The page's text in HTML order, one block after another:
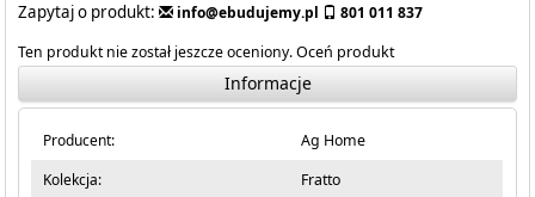
Zapytaj o produkt: info@ebudujemy.pl
801 011 837
Ten produkt nie został jeszcze oceniony.Oceń produkt
Informacje
Producent:
Ag Home
Kolekcja:
Fratto